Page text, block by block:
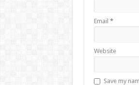
Email *
Website
Save my